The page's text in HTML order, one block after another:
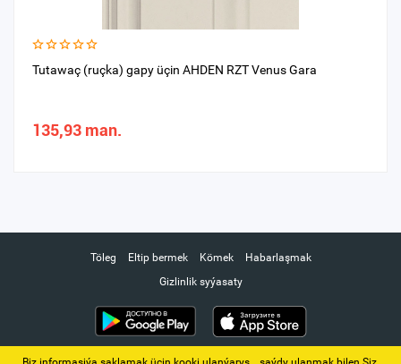
Tutawaç (ruçka) gapy üçin AHDEN RZT Venus Gara
135,93 man.
Töleg Eltip bermek Kömek
Habarlaşmak
Gizlinlik syýasaty